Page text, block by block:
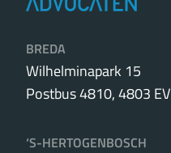
BREDA
Wilhelminapark 15
Postbus 4810, 4803 EV
‘S-HERTOGENBOSCH